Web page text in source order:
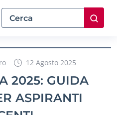
12 Agosto 2025
2025: GUIDA
ASPIRANTI